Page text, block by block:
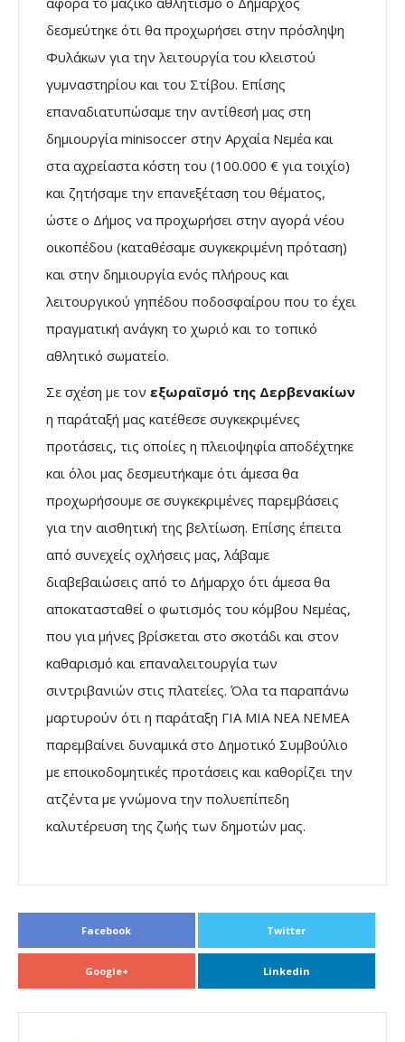
δεσμεύτηκε ότι θα προχωρήσει στην πρόσληψη
Φυλάκων για την λειτουργία του κλειστού
γυμναστηρίου και του Στίβου. Επίσης
επαναδιατυπώσαμε την αντίθεσή μας στη
δημιουργία minisoccer στην Αρχαία Νεμέα και
στα αχρείαστα κόστη του (100.000 € για τοιχίο)
και ζητήσαμε την επανεξέταση του θέματος,
ώστε ο Δήμος να προχωρήσει στην αγορά νέου
οικοπέδου (καταθέσαμε συγκεκριμένη πρόταση)
και στην δημιουργία ενός πλήρους και
λειτουργικού γηπέδου ποδοσφαίρου που το έχει
πραγματική ανάγκη το χωριό και το τοπικό
αθλητικό σωματείο.
Σε σχέση με τον εξωραϊσμό της Δερβενακίων
η παράταξή μας κατέθεσε συγκεκριμένες
προτάσεις, τις οποίες η πλειοψηφία αποδέχτηκε
και όλοι μας δεσμευτήκαμε ότι άμεσα θα
προχωρήσουμε σε συγκεκριμένες παρεμβάσεις
για την αισθητική της βελτίωση. Επίσης έπειτα
από συνεχείς οχλήσεις μας, λάβαμε
διαβεβαιώσεις από το Δήμαρχο ότι άμεσα θα
αποκατασταθεί ο φωτισμός του κόμβου Νεμέας,
που για μήνες βρίσκεται στο σκοτάδι και στον
καθαρισμό και επαναλειτουργία των
σιντριβανιών στις πλατείες. Όλα τα παραπάνω
μαρτυρούν ότι η παράταξη ΓΙΑ ΜΙΑ ΝΕΑ ΝΕΜΕΑ
παρεμβαίνει δυναμικά στο Δημοτικό Συμβούλιο
με εποικοδομητικές προτάσεις και καθορίζει την
ατζέντα με γνώμονα την πολυεπίπεδη
καλυτέρευση της ζωής των δημοτών μας.
Facebook Twitter
Google+ Linkedin